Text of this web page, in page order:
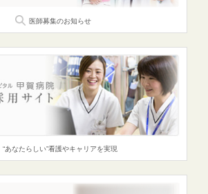
医師募集のお知らせ
“あなたらしい”看護やキャリアを実現